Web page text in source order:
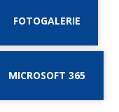
FOTOGALERIE
MICROSOFT 365